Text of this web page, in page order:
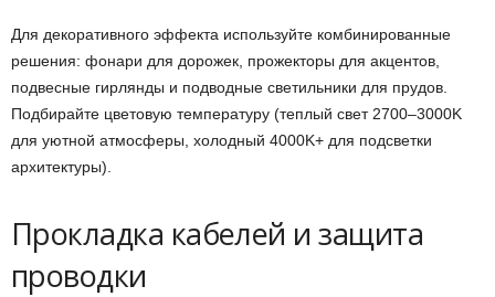
Для декоративного эффекта используйте комбинированные
решения: фонари для дорожек, прожекторы для акцентов,
подвесные гирлянды и подводные светильники для прудов.
Подбирайте цветовую температуру (теплый свет 2700–3000K
для уютной атмосферы, холодный 4000K+ для подсветки
архитектуры).
Прокладка кабелей и защита
проводки